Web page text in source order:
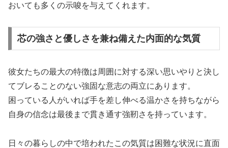
おいても多くの示唆を与えてくれます。
芯の強さと優しさを兼ね備えた内面的な気質
彼女たちの最大の特徴は周囲に対する深い思いやりと決し
てブレることのない強固な意志の両立にあります。
困っている人がいれば手を差し伸べる温かさを持ちながら
自身の信念は最後まで貫き通す強靭さを持っています。
日々の暮らしの中で培われたこの気質は困難な状況に直面